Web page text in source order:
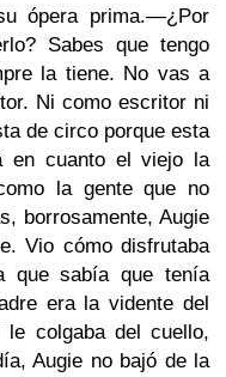
ópera prima.—¿Por
Sabes que tengo
la tiene. No vas a
Ni como escritor ni
de circo porque esta
en cuanto el viejo la
la gente que no
borrosamente, Augie
Vio cómo disfrutaba
que sabía que tenía
era la vidente del
colgaba del cuello,
Augie no bajó de la